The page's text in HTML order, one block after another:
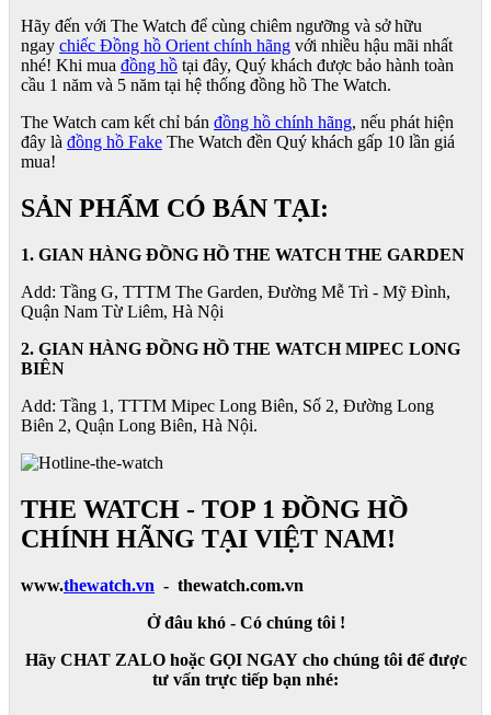
Hãy đến với The Watch để cùng chiêm ngưỡng và sở hữu
ngay chiếc Đồng hồ Orient chính hãng với nhiều hậu mãi nhất
nhé! Khi mua đồng hồ tại đây, Quý khách được bảo hành toàn
cầu 1 năm và 5 năm tại hệ thống đồng hồ The Watch.
The Watch cam kết chỉ bán đồng hồ chính hãng, nếu phát hiện
đây là đồng hồ Fake The Watch đền Quý khách gấp 10 lần giá
mua!
SẢN PHẨM CÓ BÁN TẠI:
1. GIAN HÀNG ĐỒNG HỒ THE WATCH THE GARDEN
Add: Tầng G, TTTM The Garden, Đường Mễ Trì - Mỹ Đình,
Quận Nam Từ Liêm, Hà Nội
2. GIAN HÀNG ĐỒNG HỒ THE WATCHMIPEC LONG
BIÊN
Add: Tầng 1, TTTM Mipec Long Biên, Số 2, Đường Long
Biên 2, Quận Long Biên, Hà Nội.
THE WATCH - TOP 1 ĐỒNG HỒ
CHÍNH HÃNG TẠI VIỆT NAM!
www.thewatch.vn - thewatch.com.vn
Ở đâu khó - Có chúng tôi !
Hãy CHAT ZALO hoặc GỌI NGAY cho chúng tôi để được
tư vấn trực tiếp bạn nhé: